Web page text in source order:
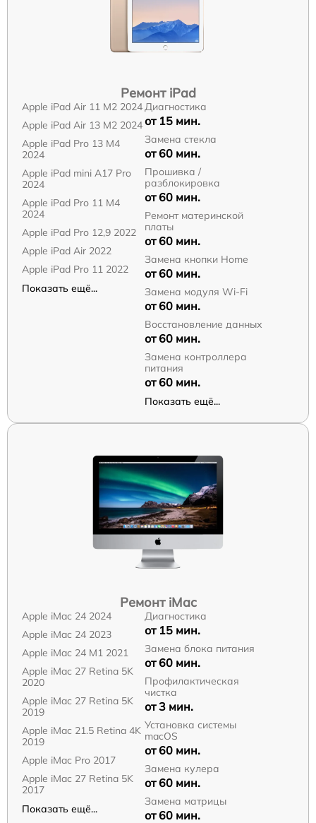
Ремонт iPad
Apple iPad Air 11 M2 2024
Apple iPad Air 13 M2 2024
Apple iPad Pro 13 M4
2024
Apple iPad mini A17 Pro
2024
Apple iPad Pro 11 M4
2024
Apple iPad Pro 12,9 2022
Apple iPad Air 2022
Apple iPad Pro 11 2022
Показать ещё...
Диагностика
от 15 мин.
Замена стекла
от 60 мин.
Прошивка /
разблокировка
от 60 мин.
Ремонт материнской
платы
от 60 мин.
Замена кнопки Home
от 60 мин.
Замена модуля Wi-Fi
от 60 мин.
Восстановление данных
от 60 мин.
Замена контроллера
питания
от 60 мин.
Показать ещё...
Ремонт iMac
Apple iMac 24 2024
Apple iMac 24 2023
Apple iMac 24 M1 2021
Apple iMac 27 Retina 5K
2020
Apple iMac 27 Retina 5K
2019
Apple iMac 21.5 Retina 4K
2019
Apple iMac Pro 2017
Apple iMac 27 Retina 5K
2017
Показать ещё...
Диагностика
от 15 мин.
Замена блока питания
от 60 мин.
Профилактическая
чистка
от 3 мин.
Установка системы
macOS
от 60 мин.
Замена кулера
от 60 мин.
Замена матрицы
от 60 мин.